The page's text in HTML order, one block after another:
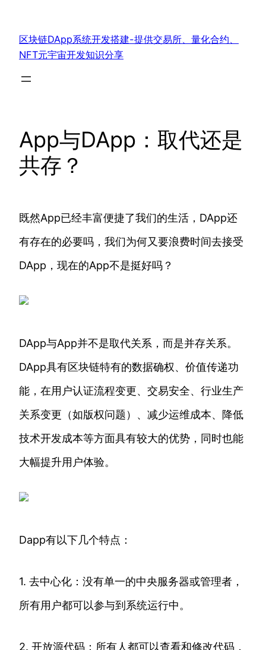
区块链DApp系统开发搭建-提供交易所、量化合约、
NFT元宇宙开发知识分享
App与DApp：取代还是
共存？
既然App已经丰富便捷了我们的生活，DApp还
有存在的必要吗，我们为何又要浪费时间去接受
DApp，现在的App不是挺好吗？
DApp与App并不是取代关系，而是并存关系。
DApp具有区块链特有的数据确权、价值传递功
能，在用户认证流程变更、交易安全、行业生产
关系变更（如版权问题）、减少运维成本、降低
技术开发成本等方面具有较大的优势，同时也能
大幅提升用户体验。
Dapp有以下几个特点：
1. 去中心化：没有单一的中央服务器或管理者，
所有用户都可以参与到系统运行中。
2. 开放源代码：所有人都可以查看和修改代码，